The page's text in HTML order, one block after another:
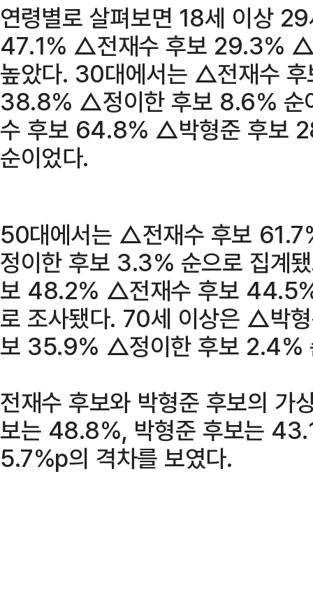
연령별로 살펴보면 18세 이상
47.1% △전재수 후보 29.3% △
높았다. 30대에서는 △전재수
38.8% △정이한 후보 8.6% 순
수 후보 64.8% △박형준 후보
순이었다.
50대에서는 △전재수 후보
정이한 후보 3.3% 순으로 집계
보 48.2% △전재수 후보
로 조사됐다. 70세 이상은 △박
보 35.9% △정이한 후보 2.4%
전재수 후보와 박형준 후보의 가
보는 48.8%, 박형준 후보는
5.7%p의 격차를 보였다.